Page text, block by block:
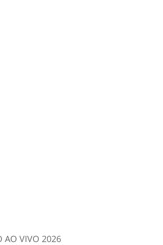
AO VIVO 2026